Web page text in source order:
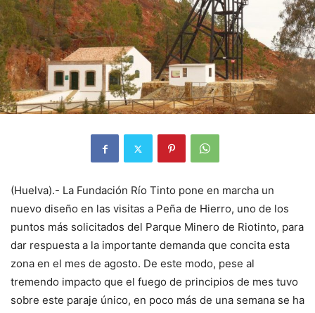
(Huelva).- La Fundación Río Tinto pone en marcha un
nuevo diseño en las visitas a Peña de Hierro, uno de los
puntos más solicitados del Parque Minero de Riotinto, para
dar respuesta a la importante demanda que concita esta
zona en el mes de agosto. De este modo, pese al
tremendo impacto que el fuego de principios de mes tuvo
sobre este paraje único, en poco más de una semana se ha